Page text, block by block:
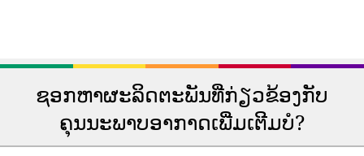
ຊອກຫາຜະລິດຕະພັນທີ່ກ່ຽວຂ້ອງກັບ
ຄຸນນະພາບອາກາດເພີ່ມເຕີມບໍ?